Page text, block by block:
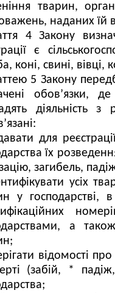
тварин,
наданих їй
4 Закону
є
коні, свині, вівці,
5 Закону
обов’язки,
діяльність
для
їх
загибель,
усіх
у
а
відомості
(забій, *